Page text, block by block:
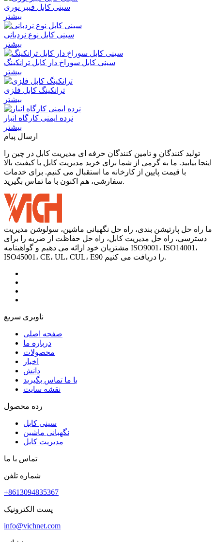
سینی کابل فیبر نوری
بیشتر
سینی کابل نوع نردبانی
بیشتر
سینی کابل سوراخ دار کابل ترانکینگ
بیشتر
ترانکینگ کابل فلزی
بیشتر
نرده ایمنی کارگاه انبار
بیشتر
ارسال پیام
تولید کنندگان و تامین کنندگان حرفه ای مدیریت کابل در چین را
اینجا بیابید. ما به گرمی از شما برای خرید مدیریت کابل با کیفیت بالا
با قیمت پایین از کارخانه ما استقبال می کنیم. برای خدمات
سفارشی، هم اکنون با ما تماس بگیرید.
ما راه حل پارتیشن بندی، راه حل نگهبانی ماشین، سولوشن مدیریت
دسترسی، راه حل مدیریت کابل، راه حل حفاظت از ضربه را برای
مشتریان خود ارائه می دهیم و گواهینامه ISO9001، ISO14001،
ISO45001، CE، UL، CUL، E90 را دریافت می کنیم.
ناوبری سریع
صفحه اصلی
درباره ما
محصولات
اخبار
دانش
با ما تماس بگیرید
نقشه سایت
رده محصول
سینی کابل
نگهبانی ماشین
مدیریت کابل
تماس با ما
شماره تلفن
+8613094835367
پست الکترونیک
info@vichnet.com